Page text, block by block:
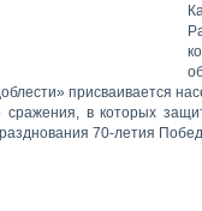
присваивается
в которых
70-летия